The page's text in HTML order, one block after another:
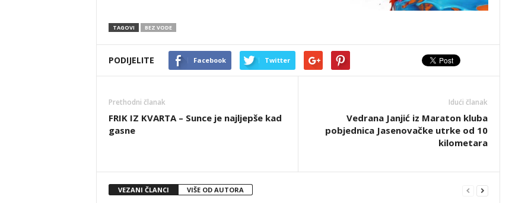
TAGOVI BEZ VODE
PODIJELITE Facebook Twitter
Prethodni članak
FRIK IZ KVARTA – Sunce je najljepše kad
gasne
Idući članak
Vedrana Janjić iz Maraton kluba
pobjednica Jasenovačke utrke od 10
kilometara
VEZANI ČLANCI VIŠE OD AUTORA